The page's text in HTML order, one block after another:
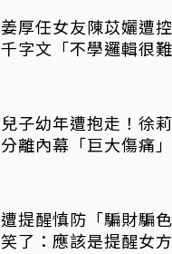
姜厚任女友陳苡孋遭
千字文「不學邏輯很
兒子幼年遭抱走！徐
分離內幕「巨大傷痛」
遭提醒慎防「騙財騙
笑了：應該是提醒女